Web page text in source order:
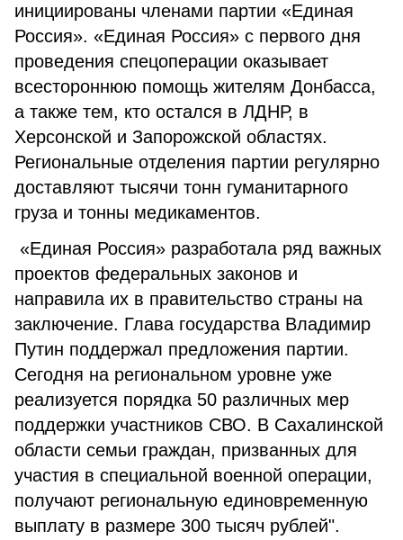
инициированы членами партии «Единая
Россия». «Единая Россия» с первого дня
проведения спецоперации оказывает
всестороннюю помощь жителям Донбасса,
а также тем, кто остался в ЛДНР, в
Херсонской и Запорожской областях.
Региональные отделения партии регулярно
доставляют тысячи тонн гуманитарного
груза и тонны медикаментов.
«Единая Россия» разработала ряд важных
проектов федеральных законов и
направила их в правительство страны на
заключение. Глава государства Владимир
Путин поддержал предложения партии.
Сегодня на региональном уровне уже
реализуется порядка 50 различных мер
поддержки участников СВО. В Сахалинской
области семьи граждан, призванных для
участия в специальной военной операции,
получают региональную единовременную
выплату в размере 300 тысяч рублей".